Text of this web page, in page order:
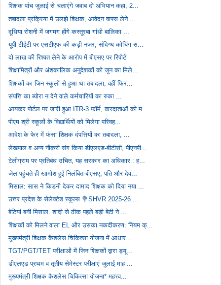
शिक्षक पांच जुलाई से चलाएंगे जवाब दो अभियान कहा, 2...
तबादला प्रक्रिया में उलझे शिक्षक, आवेदन वापस लेने ...
दूधिया रोशनी में जगमग होंगे कस्तूरबा गांधी बालिका ...
यूपी टीईटी पर एसटीएफ की कड़ी नजर, संदिग्ध कोचिंग स...
दो लाख की रिश्वत लेने के आरोप में बीएसए पर रिपोर्ट
शिक्षामित्रों और अंशकालिक अनुदेशकों को जून का मिले...
शिक्षकों का जिन स्कूलों से हुआ था तबादला, वहीं फिर...
संपत्ति का ब्योरा न देने वाले कर्मचारियों का रुका ...
आयकर पोर्टल पर जारी हुआ ITR-3 फॉर्म, करदाताओं को म...
पीएम श्री स्कूलों के विद्यार्थियों को मिलेगा परिवह...
आदेश के फेर में फंसा शिक्षक दंपत्तियों का तबादला, ...
लेखपाल व अन्य नौकरी संग किया डीएलएड-बीटीसी, पीएनपी...
टेलीग्राम पर प्रतिबंध उचित, यह सरकार का अधिकार : ह...
जेल पहुंचते ही खामोश हुई निलंबित बीएसए, पति और देव...
मिसाल: सास ने किडनी देकर दामाद शिक्षक को दिया नया ...
उत्तर प्रदेश के सेलेक्टेड स्कूल्स 💐SHVR 2025-26 ...
बेटियां बनीं मिसाल: शादी से ठीक पहले बड़ी बेटी ने ...
शिक्षकों को मिलने वाला EL और उसका नकदीकरण: नियम क्...
मुख्यमंत्री शिक्षक कैशलेस चिकित्सा योजना में आधार...
TGT/PGT/TET परीक्षाओं में जिन शिक्षकों द्वारा ड्यू...
डीएलएड प्रथम व तृतीय सेमेस्टर परीक्षाएं जुलाई माह ...
मुख्यमंत्री शिक्षक कैशलेस चिकित्सा योजना* महत्त्व...